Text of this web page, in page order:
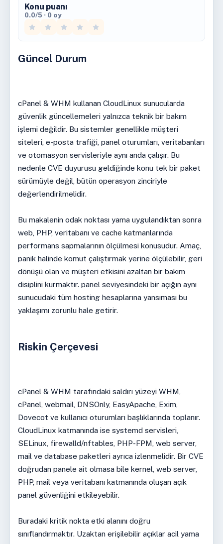
Konu puanı
0.0/5 · 0 oy
Güncel Durum
cPanel & WHM kullanan CloudLinux sunucularda
güvenlik güncellemeleri yalnızca teknik bir bakım
işlemi değildir. Bu sistemler genellikle müşteri
siteleri, e-posta trafiği, panel oturumları, veritabanları
ve otomasyon servisleriyle aynı anda çalışır. Bu
nedenle CVE duyurusu geldiğinde konu tek bir paket
sürümüyle değil, bütün operasyon zinciriyle
değerlendirilmelidir.
Bu makalenin odak noktası yama uygulandıktan sonra
web, PHP, veritabanı ve cache katmanlarında
performans sapmalarının ölçülmesi konusudur. Amaç,
panik halinde komut çalıştırmak yerine ölçülebilir, geri
dönüşü olan ve müşteri etkisini azaltan bir bakım
disiplini kurmaktır. panel seviyesindeki bir açığın aynı
sunucudaki tüm hosting hesaplarına yansıması bu
yaklaşımı zorunlu hale getirir.
Riskin Çerçevesi
cPanel & WHM tarafındaki saldırı yüzeyi WHM,
cPanel, webmail, DNSOnly, EasyApache, Exim,
Dovecot ve kullanıcı oturumları başlıklarında toplanır.
CloudLinux katmanında ise systemd servisleri,
SELinux, firewalld/nftables, PHP-FPM, web server,
mail ve database paketleri ayrıca izlenmelidir. Bir CVE
doğrudan panele ait olmasa bile kernel, web server,
PHP, mail veya veritabanı katmanında oluşan açık
panel güvenliğini etkileyebilir.
Buradaki kritik nokta etki alanını doğru
sınıflandırmaktır. Uzaktan erişilebilir açıklar acil yama